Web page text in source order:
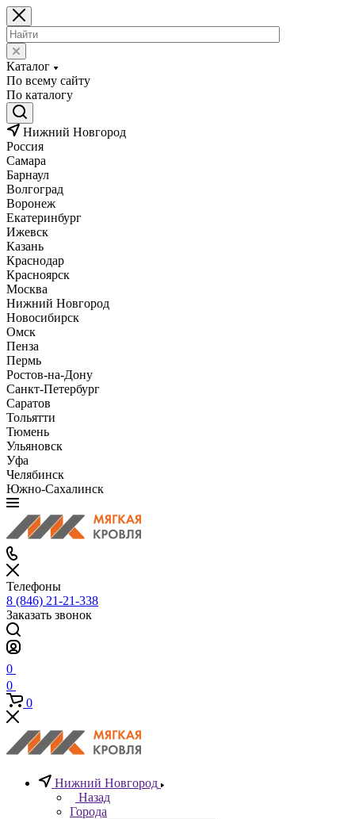
Каталог
По всему сайту
По каталогу
Нижний Новгород
Россия
Самара
Барнаул
Волгоград
Воронеж
Екатеринбург
Ижевск
Казань
Краснодар
Красноярск
Москва
Нижний Новгород
Новосибирск
Омск
Пенза
Пермь
Ростов-на-Дону
Санкт-Петербург
Саратов
Тольятти
Тюмень
Ульяновск
Уфа
Челябинск
Южно-Сахалинск
Телефоны
8 (846) 21-21-338
Заказать звонок
0
0
0
Нижний Новгород
Назад
Города